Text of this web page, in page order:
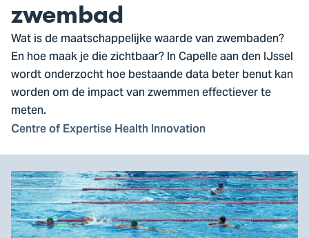
zwembad
Wat is de maatschappelijke waarde van zwembaden?
En hoe maak je die zichtbaar? In Capelle aan den IJssel
wordt onderzocht hoe bestaande data beter benut kan
worden om de impact van zwemmen effectiever te
meten.
Centre of Expertise Health Innovation